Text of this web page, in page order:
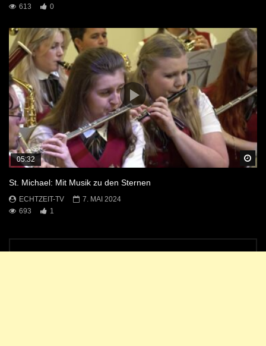
613
0
05:32
St. Michael: Mit Musik zu den Sternen
ECHTZEIT-TV
7. MAI 2024
693
1